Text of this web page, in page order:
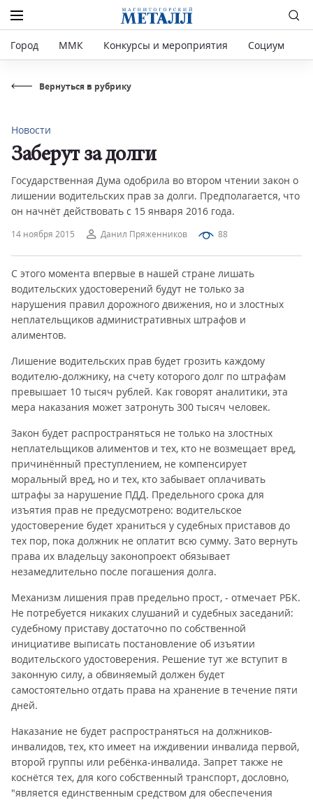
Город ММК Конкурсы и мероприятия Социум
Вернуться в рубрику
14 ноября 2015 Данил Пряженников 88
Новости
Заберут за долги
Государственная Дума одобрила во втором чтении закон о
лишении водительских прав за долги. Предполагается, что
он начнёт действовать с 15 января 2016 года.
С этого момента впервые в нашей стране лишать
водительских удостоверений будут не только за
нарушения правил дорожного движения, но и злостных
неплательщиков административных штрафов и
алиментов.
Лишение водительских прав будет грозить каждому
водителю-должнику, на счету которого долг по штрафам
превышает 10 тысяч рублей. Как говорят аналитики, эта
мера наказания может затронуть 300 тысяч человек.
Закон будет распространяться не только на злостных
неплательщиков алиментов и тех, кто не возмещает вред,
причинённый преступлением, не компенсирует
моральный вред, но и тех, кто забывает оплачивать
штрафы за нарушение ПДД. Предельного срока для
изъятия прав не предусмотрено: водительское
удостоверение будет храниться у судебных приставов до
тех пор, пока должник не оплатит всю сумму. Зато вернуть
права их владельцу законопроект обязывает
незамедлительно после погашения долга.
Механизм лишения прав предельно прост, - отмечает РБК.
Не потребуется никаких слушаний и судебных заседаний:
судебному приставу достаточно по собственной
инициативе выписать постановление об изъятии
водительского удостоверения. Решение тут же вступит в
законную силу, а обвиняемый должен будет
самостоятельно отдать права на хранение в течение пяти
дней.
Наказание не будет распространяться на должников-
инвалидов, тех, кто имеет на иждивении инвалида первой,
второй группы или ребёнка-инвалида. Запрет также не
коснётся тех, для кого собственный транспорт, дословно,
"является единственным средством для обеспечения